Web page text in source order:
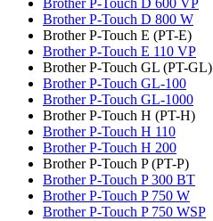
Brother P-Touch D 800 W
Brother P-Touch E (PT-E)
Brother P-Touch E 110 VP
Brother P-Touch GL (PT-GL)
Brother P-Touch GL-100
Brother P-Touch GL-1000
Brother P-Touch H (PT-H)
Brother P-Touch H 110
Brother P-Touch H 200
Brother P-Touch P (PT-P)
Brother P-Touch P 300 BT
Brother P-Touch P 750 W
Brother P-Touch P 750 WSP